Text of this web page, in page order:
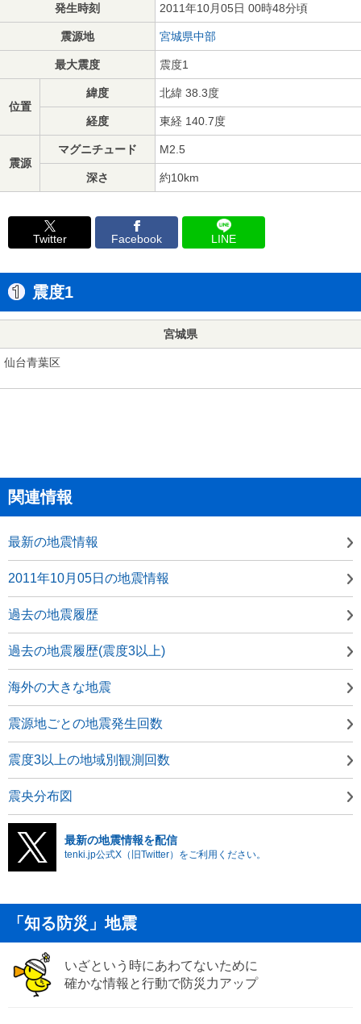
発生時刻 2011年10月05日 00時48分頃
震源地 宮城県中部
最大震度 震度1
位置
緯度 北緯 38.3度
経度 東経 140.7度
震源
マグニチュード M2.5
深さ 約10km
Twitter Facebook LINE
震度1
宮城県
仙台青葉区
関連情報
最新の地震情報
2011年10月05日の地震情報
過去の地震履歴
過去の地震履歴(震度3以上)
海外の大きな地震
震源地ごとの地震発生回数
震度3以上の地域別観測回数
震央分布図
最新の地震情報を配信
tenki.jp公式X（旧Twitter）をご利用ください。
「知る防災」地震
いざという時にあわてないために
確かな情報と行動で防災力アップ